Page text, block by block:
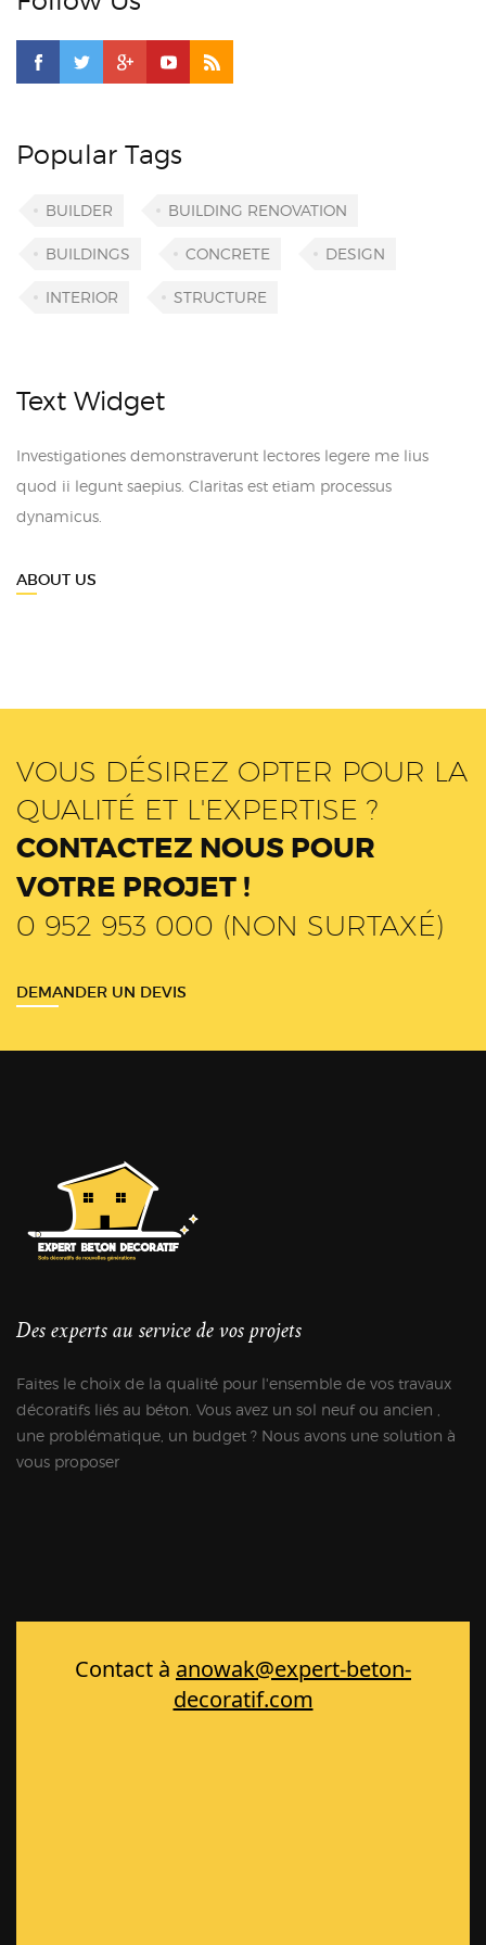
Popular Tags
BUILDER BUILDING RENOVATION
BUILDINGS CONCRETE DESIGN
INTERIOR STRUCTURE
Text Widget
Investigationes demonstraverunt lectores legere me lius
quod ii legunt saepius. Claritas est etiam processus
dynamicus.
ABOUT US
VOUS DÉSIREZ OPTER POUR LA
QUALITÉ ET L'EXPERTISE ?
CONTACTEZ NOUS POUR
VOTRE PROJET !
0 952 953 000 (NON SURTAXÉ)
DEMANDER UN DEVIS
Des experts au service de vos projets
Faites le choix de la qualité pour l'ensemble de vos travaux
décoratifs liés au béton. Vous avez un sol neuf ou ancien ,
une problématique, un budget ? Nous avons une solution à
vous proposer